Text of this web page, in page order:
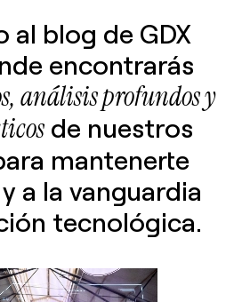
al blog de GDX
encontrarás
análisis profundos y
de nuestros
mantenerte
a la vanguardia
tecnológica.